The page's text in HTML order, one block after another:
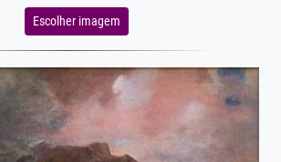
Escolher imagem